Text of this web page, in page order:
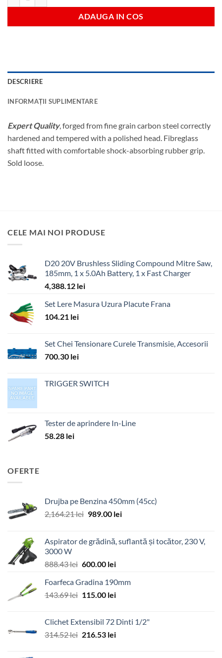
ADAUGA IN COS
DESCRIERE
INFORMAȚII SUPLIMENTARE
Expert Quality, forged from fine grain carbon steel correctly
hardened and tempered with a polished head. Fibreglass
shaft fitted with comfortable shock-absorbing rubber grip.
Sold loose.
CELE MAI NOI PRODUSE
D20 20V Brushless Sliding Compound Mitre Saw,
185mm, 1 x 5.0Ah Battery, 1 x Fast Charger
4,388.12 lei
Set Lere Masura Uzura Placute Frana
104.21 lei
Set Chei Tensionare Curele Transmisie, Accesorii
700.30 lei
TRIGGER SWITCH
Tester de aprindere In-Line
58.28 lei
OFERTE
Drujba pe Benzina 450mm (45cc)
2,164.21lei Prețul
fost:
989.00 leiPrețul
989.00 lei.
Aspirator de grădină, suflantă și tocător, 230 V,
3000 W
888.43lei Prețul
a
fost:
600.00 leiPrețul
este:
600.00 lei.
Foarfeca Gradina 190mm
143.69lei Prețul
fost:
143.69 lei.
115.00 leiPrețul
115.00 lei.
Clichet Extensibil 72 Dinti 1/2"
314.52lei Prețul
216.53 leiPrețul